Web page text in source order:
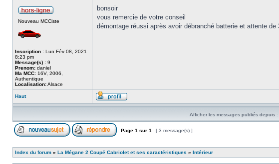
Nouveau MCCiste
Inscription : Lun Fév 08, 2021
8:23 pm
Message(s) : 9
Prenom: daniel
Ma MCC: 16V, 2006,
Authentique
Localisation:Alsace
bonsoir
vous remercie de votre conseil
démontage réussi après avoir débranché batterie et attente de
Haut
Afficher les messages publiés depuis :
Page 1 sur 1 [ 3 message(s) ]
Index du forum » La Mégane 2 Coupé Cabriolet et ses caractéristiques » Intérieur